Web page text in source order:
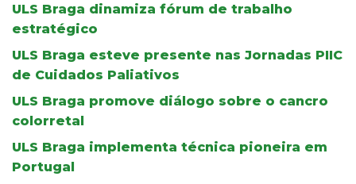
ULS Braga dinamiza fórum de trabalho
estratégico
ULS Braga esteve presente nas Jornadas PIIC
de Cuidados Paliativos
ULS Braga promove diálogo sobre o cancro
colorretal
ULS Braga implementa técnica pioneira em
Portugal